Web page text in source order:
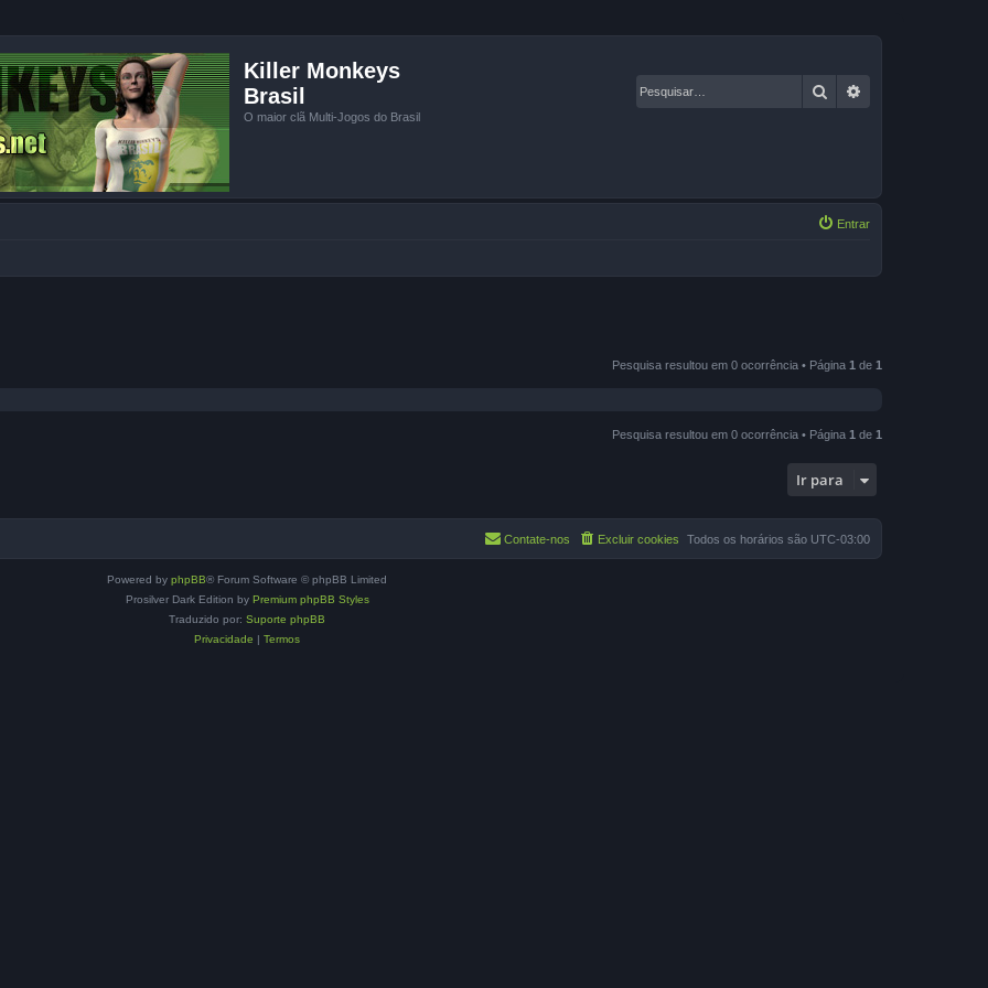
Killer Monkeys
Brasil
O maior clã Multi-Jogos do Brasil
Pesquisar
Entrar
Pesquisa resultou em 0 ocorrência • Página 1 de 1
Pesquisa resultou em 0 ocorrência • Página 1 de 1
Ir para
Todos os horários são UTC-03:00
Excluir cookies
Contate-nos
Powered by phpBB® Forum Software © phpBB Limited
Prosilver Dark Edition by Premium phpBB Styles
Traduzido por: Suporte phpBB
Privacidade | Termos